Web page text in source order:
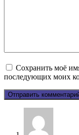
Сохранить моё
последующих моих